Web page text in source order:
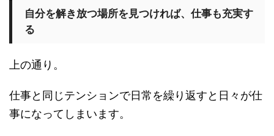
自分を解き放つ場所を見つければ、仕事も充実す
る
上の通り。
仕事と同じテンションで日常を繰り返すと日々が仕
事になってしまいます。